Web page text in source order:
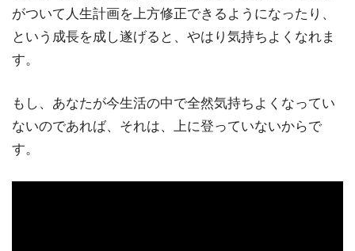
がついて人生計画を上方修正できるようになったり、
という成長を成し遂げると、やはり気持ちよくなれま
す。
もし、あなたが今生活の中で全然気持ちよくなってい
ないのであれば、それは、上に登っていないからで
す。